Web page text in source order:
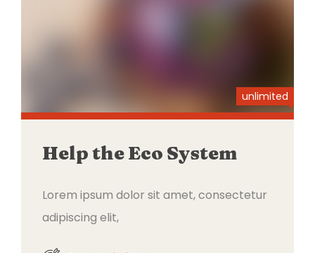
unlimited
Help the Eco System
Lorem ipsum dolor sit amet, consectetur
adipiscing elit,